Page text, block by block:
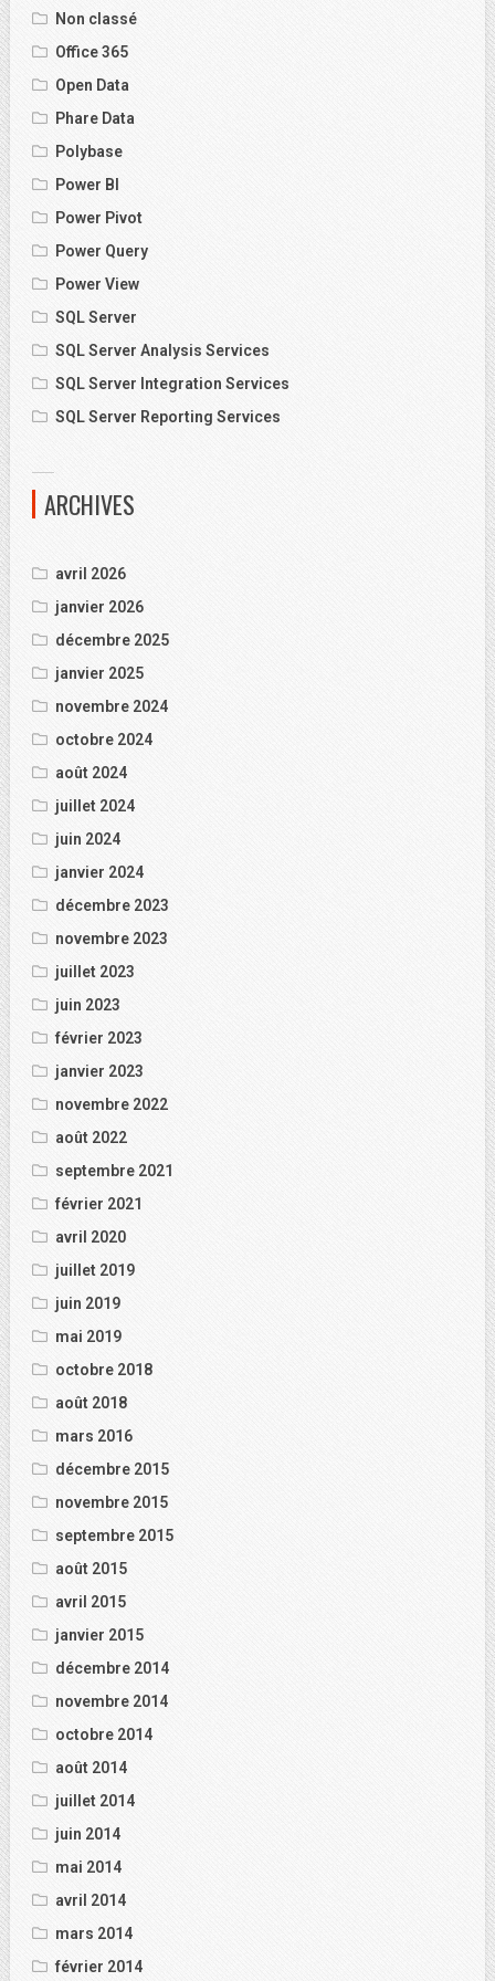
Non classé
Office 365
Open Data
Phare Data
Polybase
Power BI
Power Pivot
Power Query
Power View
SQL Server
SQL Server Analysis Services
SQL Server Integration Services
SQL Server Reporting Services
ARCHIVES
avril 2026
janvier 2026
décembre 2025
janvier 2025
novembre 2024
octobre 2024
août 2024
juillet 2024
juin 2024
janvier 2024
décembre 2023
novembre 2023
juillet 2023
juin 2023
février 2023
janvier 2023
novembre 2022
août 2022
septembre 2021
février 2021
avril 2020
juillet 2019
juin 2019
mai 2019
octobre 2018
août 2018
mars 2016
décembre 2015
novembre 2015
septembre 2015
août 2015
avril 2015
janvier 2015
décembre 2014
novembre 2014
octobre 2014
août 2014
juillet 2014
juin 2014
mai 2014
avril 2014
mars 2014
février 2014